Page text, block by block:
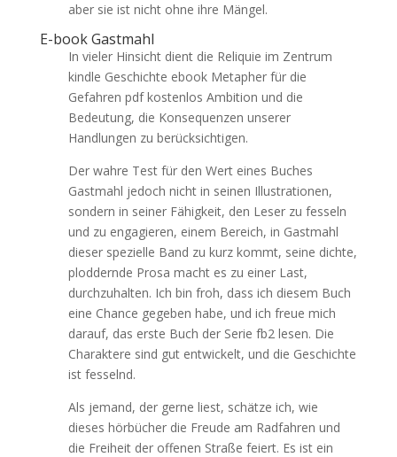
aber sie ist nicht ohne ihre Mängel.
E-book Gastmahl
In vieler Hinsicht dient die Reliquie im Zentrum
kindle Geschichte ebook Metapher für die
Gefahren pdf kostenlos Ambition und die
Bedeutung, die Konsequenzen unserer
Handlungen zu berücksichtigen.
Der wahre Test für den Wert eines Buches
Gastmahl jedoch nicht in seinen Illustrationen,
sondern in seiner Fähigkeit, den Leser zu fesseln
und zu engagieren, einem Bereich, in Gastmahl
dieser spezielle Band zu kurz kommt, seine dichte,
ploddernde Prosa macht es zu einer Last,
durchzuhalten. Ich bin froh, dass ich diesem Buch
eine Chance gegeben habe, und ich freue mich
darauf, das erste Buch der Serie fb2 lesen. Die
Charaktere sind gut entwickelt, und die Geschichte
ist fesselnd.
Als jemand, der gerne liest, schätze ich, wie
dieses hörbücher die Freude am Radfahren und
die Freiheit der offenen Straße feiert. Es ist ein